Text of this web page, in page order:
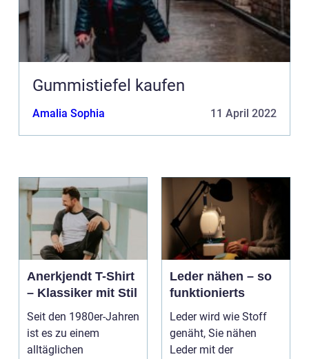
Gummistiefel kaufen
Amalia Sophia 11 April 2022
Anerkjendt T-Shirt
– Klassiker mit Stil
Seit den 1980er-Jahren
ist es zu einem
alltäglichen
Leder nähen – so
funktionierts
Leder wird wie Stoff
genäht, Sie nähen
Leder mit der